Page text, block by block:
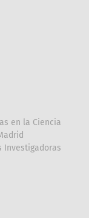
en la Ciencia
Investigadoras